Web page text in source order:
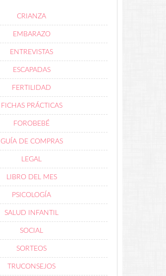
CRIANZA
EMBARAZO
ENTREVISTAS
ESCAPADAS
FERTILIDAD
FICHAS PRÁCTICAS
FOROBEBÉ
GUÍA DE COMPRAS
LEGAL
LIBRO DEL MES
PSICOLOGÍA
SALUD INFANTIL
SOCIAL
SORTEOS
TRUCONSEJOS